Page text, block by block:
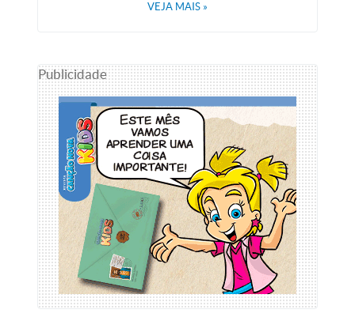
VEJA MAIS »
Publicidade